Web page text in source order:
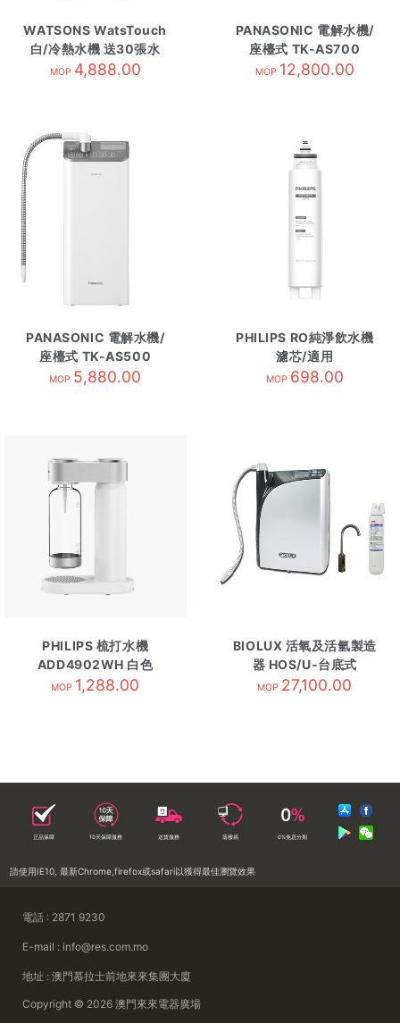
WATSONS WatsTouch
白/冷熱水機 送30張水
券/需訂貨
MOP 4,888.00
PANASONIC 電解水機/
座檯式 TK-AS700
MOP 12,800.00
PANASONIC 電解水機/
座檯式 TK-AS500
MOP 5,880.00
PHILIPS RO純淨飲水機
濾芯/適用
ADD6901,ADD6902
MOP 698.00
PHILIPS 梳打水機
ADD4902WH 白色
MOP 1,288.00
BIOLUX 活氧及活氫製造
器 HOS/U-台底式
MOP 27,100.00
正品保障 10天保障服務 送貨服務 落樓易 0%免息分期
請使用IE10, 最新Chrome,firefox或safari以獲得最佳瀏覽效果
電話 : 2871 9230
E-mail : info@res.com.mo
地址 : 澳門慕拉士前地來來集團大廈
Copyright © 2026 澳門來來電器廣場